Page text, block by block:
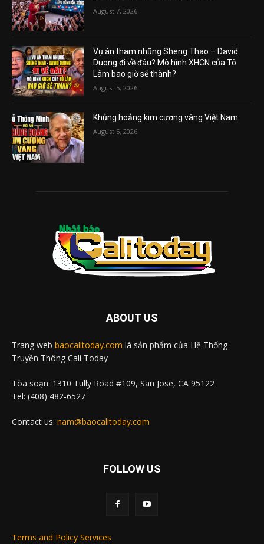
August 7, 2026
Vụ án tham nhũng Sheng Thao – David
Duong đi về đâu? Mô hình XHCN của Tô
Lâm bao giờ sẽ thành?
August 5, 2026
Khủng hoảng kim cương vàng Việt Nam
August 5, 2026
ABOUT US
Trang web baocalitoday.com là sản phẩm của Hệ Thống
Truyền Thông Cali Today
Tòa soạn: 1310 Tully Road #109, San Jose, CA 95122
Tel: (408) 482-6527
Contact us: nam@baocalitoday.com
FOLLOW US
Terms and Policy Services